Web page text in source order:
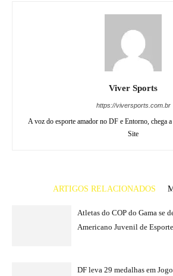
Viver Sports
https://viversports.com.br
A voz do esporte amador no DF e Entorno, chega
Site
ARTIGOS RELACIONADOS
Atletas do COP do Gama se
Americano Juvenil de
DF leva 29 medalhas em